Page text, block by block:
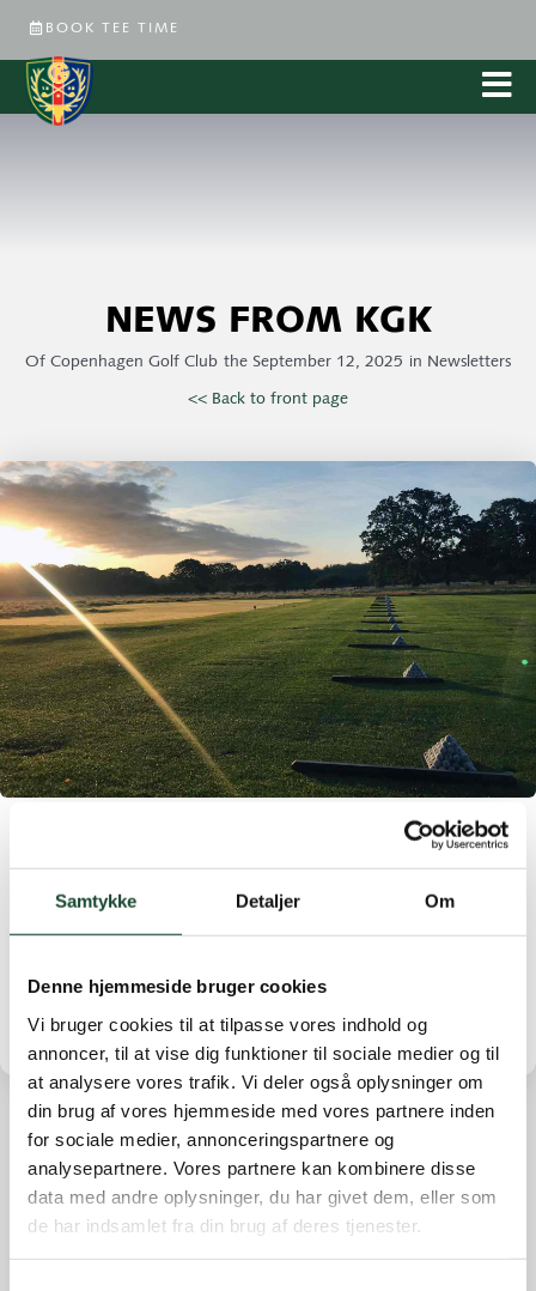
Samtykke Detaljer Om
Denne hjemmeside bruger cookies
Vi bruger cookies til at tilpasse vores indhold og
annoncer, til at vise dig funktioner til sociale medier og til
at analysere vores trafik. Vi deler også oplysninger om
din brug af vores hjemmeside med vores partnere inden
for sociale medier, annonceringspartnere og
analysepartnere. Vores partnere kan kombinere disse
data med andre oplysninger, du har givet dem, eller som
de har indsamlet fra din brug af deres tjenester.
BOOK TEE TIME
NEWS FROM KGK
Of Copenhagen Golf Club the September 12, 2025 in Newsletters
<< Back to front page
Newsletter – Professional quality clothing with either
the club's logo or logo+MEMBER embroidered
Read more here:
https://mailchi.mp/kgkgolf/nyt-fra-
Other news
Course work